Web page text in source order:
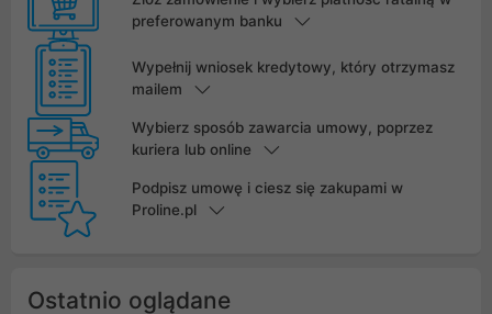
preferowanym banku
Wypełnij wniosek kredytowy, który otrzymasz
mailem
Wybierz sposób zawarcia umowy, poprzez
kuriera lub online
Podpisz umowę i ciesz się zakupami w
Proline.pl
Ostatnio oglądane